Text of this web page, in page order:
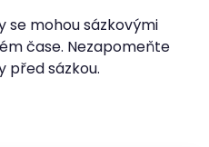
se mohou sázkovými
čase. Nezapomeňte
před sázkou.